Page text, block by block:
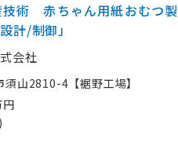
技術 赤ちゃん用紙おむつ製
計/制御」
会社
須山2810-4【裾野工場】
円